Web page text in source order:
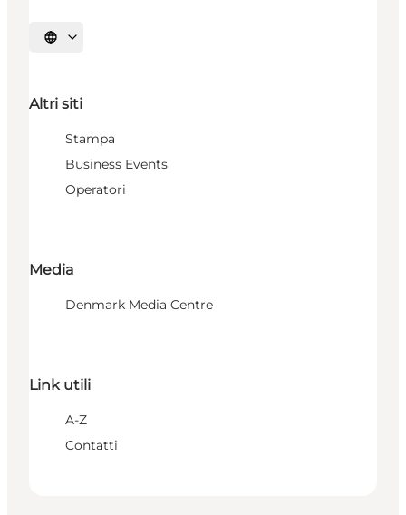
Seleziona la lingua
Altri siti
Stampa
Business Events
Operatori
Media
Denmark Media Centre
Link utili
A-Z
Contatti